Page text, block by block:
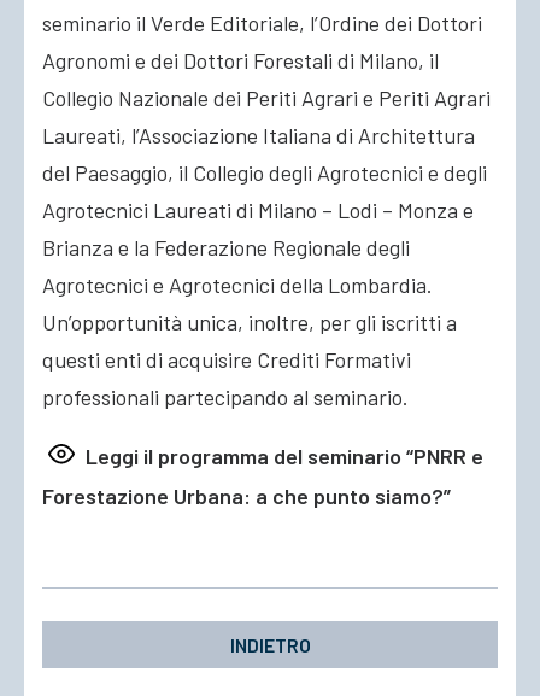
seminario il Verde Editoriale, l’Ordine dei Dottori
Agronomi e dei Dottori Forestali di Milano, il
Collegio Nazionale dei Periti Agrari e Periti Agrari
Laureati, l’Associazione Italiana di Architettura
del Paesaggio, il Collegio degli Agrotecnici e degli
Agrotecnici Laureati di Milano – Lodi – Monza e
Brianza e la Federazione Regionale degli
Agrotecnici e Agrotecnici della Lombardia.
Un’opportunità unica, inoltre, per gli iscritti a
questi enti di acquisire Crediti Formativi
professionali partecipando al seminario.
Leggi il programma del seminario “PNRR e
Forestazione Urbana: a che punto siamo?”
INDIETRO